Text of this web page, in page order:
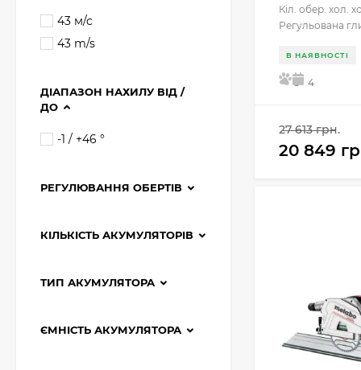
Кіл. обер. хол.
Регульована
В НАЯВНОСТІ
5 4
27 613 грн.
20 849
43 м/с
43 m/s
ДІАПАЗОН НАХИЛУ ВІД /
ДО
-1 / +46 °
РЕГУЛЮВАННЯ ОБЕРТІВ
КІЛЬКІСТЬ АКУМУЛЯТОРІВ
ТИП АКУМУЛЯТОРА
ЄМНІСТЬ АКУМУЛЯТОРА